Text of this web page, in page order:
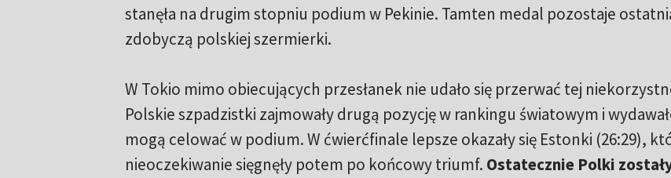
stanęła na drugim stopniu podium w Pekinie. Tamten medal pozostaje
zdobyczą polskiej szermierki.
W Tokio mimo obiecujących przesłanek nie udało się przerwać tej
Polskie szpadzistki zajmowały drugą pozycję w rankingu światowym i
mogą celować w podium. W ćwierćfinale lepsze okazały się Estonki (26:29),
nieoczekiwanie sięgnęły potem po końcowy triumf. Ostatecznie Polki